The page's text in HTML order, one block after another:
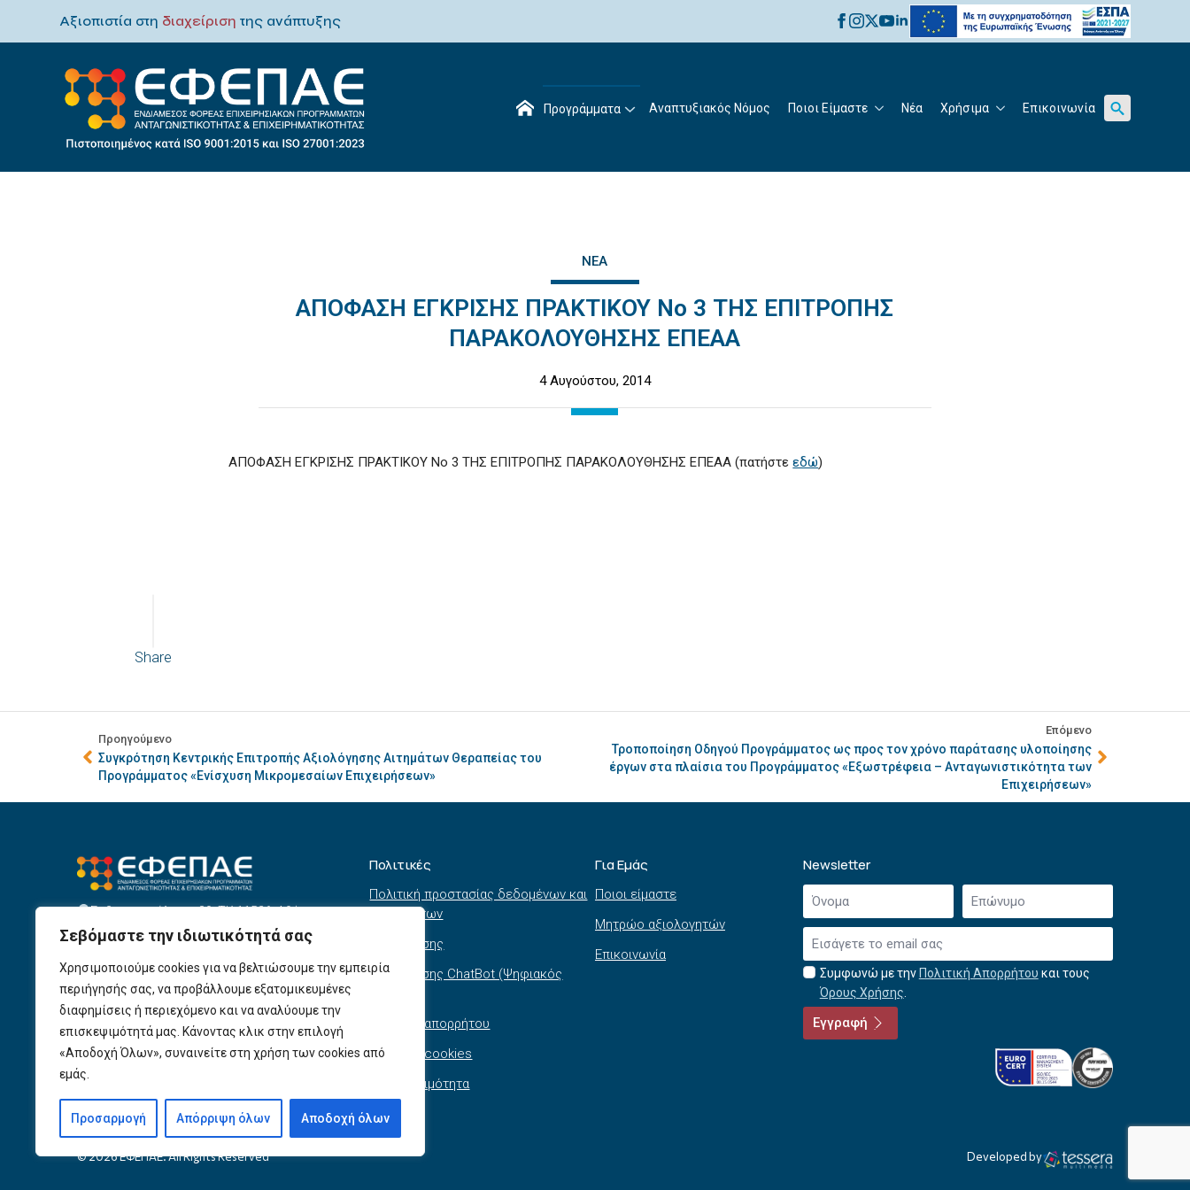
Σεβόμαστε την ιδιωτικότητά σας
Χρησιμοποιούμε cookies για να βελτιώσουμε την εμπειρία
περιήγησής σας, να προβάλλουμε εξατομικευμένες
διαφημίσεις ή περιεχόμενο και να αναλύουμε την
επισκεψιμότητά μας. Κάνοντας κλικ στην επιλογή
«Αποδοχή Όλων», συναινείτε στη χρήση των cookies από
εμάς.
Προσαρμογή Απόρριψη όλων Αποδοχή όλων
Αξιοπιστία στη διαχείριση της ανάπτυξης
Προγράμματα Αναπτυξιακός Νόμος Ποιοι Είμαστε Νέα Χρήσιμα Επικοινωνία
for:
ΝΈΑ
AΠΟΦΑΣΗ ΕΓΚΡΙΣΗΣ ΠΡΑΚΤΙΚΟΥ Νο 3 ΤΗΣ ΕΠΙΤΡΟΠΗΣ
ΠΑΡΑΚΟΛΟΥΘΗΣΗΣ ΕΠΕΑΑ
4 Αυγούστου, 2014
Share
AΠΟΦΑΣΗ ΕΓΚΡΙΣΗΣ ΠΡΑΚΤΙΚΟΥ Νο 3 ΤΗΣ ΕΠΙΤΡΟΠΗΣ ΠΑΡΑΚΟΛΟΥΘΗΣΗΣ ΕΠΕΑΑ (πατήστεεδώ)
Προηγούμενο
Συγκρότηση Κεντρικής Επιτροπής Αξιολόγησης Αιτημάτων Θεραπείας του
Προγράμματος «Ενίσχυση Μικρομεσαίων Επιχειρήσεων»
Επόμενο
Τροποποίηση Οδηγού Προγράμματος ως προς τον χρόνο παράτασης υλοποίησης
έργων στα πλαίσια του Προγράμματος «Εξωστρέφεια – Ανταγωνιστικότητα των
Επιχειρήσεων»
Σεβαστουπόλεως 80, ΤΚ 11526, Αθήνα
info@efepae.gr
anaptyxiakos@efepae.gr
210 6985210
Ωράριο Λειτουργίας:
Δευτέρα – Παρασκευή, 09:00 – 17:00
Αριθμός ΓΕΜΗ: 154190801000
Πολιτικές
Πολιτική προστασίας δεδομένων και
συστημάτων
Όροι χρήσης
Όροι χρήσης ChatBot (Ψηφιακός
Πολιτική απορρήτου
Πολιτική cookies
Προσβασιμότητα
Για Εμάς
Ποιοι είμαστε
Μητρώο αξιολογητών
Επικοινωνία
Newsletter
Όνομα
Επώνυμο
Email
Αποδοχή
όρων
χρήσης
*
Συμφωνώ με την Πολιτική Απορρήτου και τους
Όρους Χρήσης
Εγγραφή
© 2026 ΕΦΕΠΑΕ. All Rights Reserved Developed by